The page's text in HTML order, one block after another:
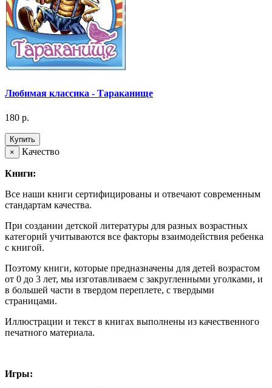
Любимая классика - Тараканище
180 р.
Купить
×
Качество
Книги:
Все наши книги сертифицированы и отвечают современным
стандартам качества.
При создании детской литературы для разных возрастных
категорий учитываются все факторы взаимодействия ребенка
с книгой.
Поэтому книги, которые предназначены для детей возрастом
от 0 до 3 лет, мы изготавливаем с закругленными уголками, и
в большей части в твердом переплете, с твердыми
страницами.
Иллюстрации и текст в книгах выполнены из качественного
печатного материала.
Игры: